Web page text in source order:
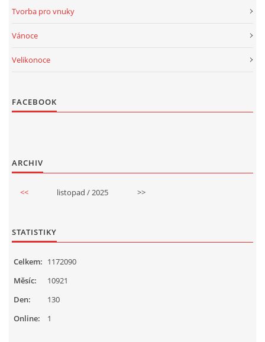
Tvorba pro vnuky
Vánoce
Velikonoce
FACEBOOK
ARCHIV
<< listopad / 2025 >>
STATISTIKY
Online: 1
Celkem: 1172090
Měsíc:
10921
Den:
130